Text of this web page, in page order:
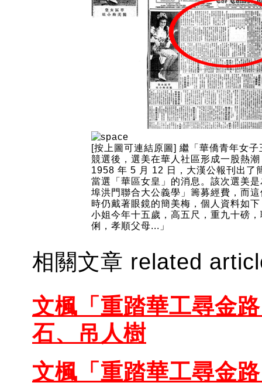
[按上圖可連結原圖] 繼「華僑青年女子
競選後，選美在華人社區形成一股熱潮
1958 年 5 月 12 日，大漢公報刊出了
當選「華區女皇」的消息。該次選美
埠洪門聯合大公義學」籌募經費，而
時仍戴著眼鏡的簡美梅，個人資料如
小姐今年十五歲，高五尺，重九十磅
俐，孝順父母...」
相關文章 related
文楓「重踏華工尋金
石、吊人樹
文楓「重踏華工尋金